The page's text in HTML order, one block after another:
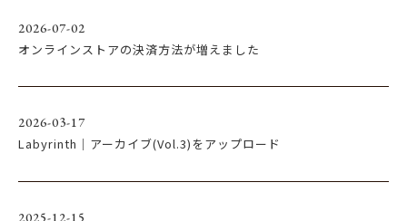
2026-07-13
2026-07-02